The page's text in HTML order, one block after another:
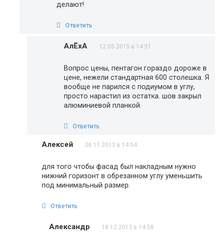
делают!
Ответить
АлЁхА 12.05.2015 в 14:51
Вопрос цены, пентагон гораздо дороже в
цене, нежели стандартная 600 столешка. Я
вообще не парился с подиумом в углу,
просто нарастил из остатка. шов закрыл
алюминиевой планкой.
Ответить
Алексей 06.11.2013 в 14:54
для того чтобы фасад был накладным нужно
нижний горизонт в обрезанном углу уменьшить
под минимальный размер.
Ответить
Александр 18.12.2013 в 14:58